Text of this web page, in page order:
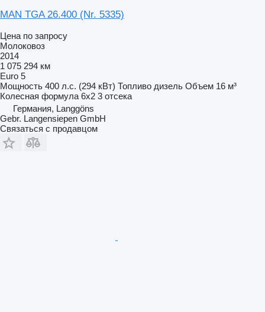
MAN TGA 26.400 (Nr. 5335)
Цена по запросу
Молоковоз
2014
1 075 294 км
Euro 5
Мощность 400 л.с. (294 кВт) Топливо дизель Объем 16 м³
Колесная формула 6x2 3 отсека
Германия, Langgöns
Gebr. Langensiepen GmbH
Связаться с продавцом